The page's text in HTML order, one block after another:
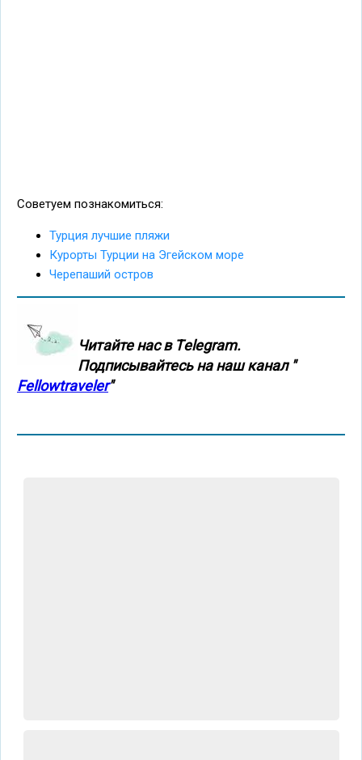
Советуем познакомиться:
Турция лучшие пляжи
Курорты Турции на Эгейском море
Черепаший остров
Читайте нас в Тelegram.
Подписывайтесь на наш канал "
Fellowtraveler"